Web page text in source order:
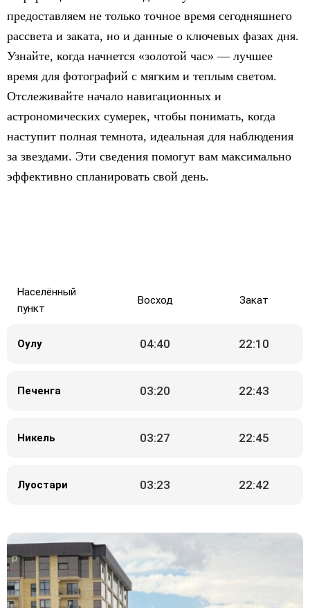
предоставляем не только точное время сегодняшнего
рассвета и заката, но и данные о ключевых фазах дня.
Узнайте, когда начнется «золотой час» — лучшее
время для фотографий с мягким и теплым светом.
Отслеживайте начало навигационных и
астрономических сумерек, чтобы понимать, когда
наступит полная темнота, идеальная для наблюдения
за звездами. Эти сведения помогут вам максимально
эффективно спланировать свой день.
Населённый
пункт
Восход Закат
Оулу 04:40 22:10
Печенга 03:20 22:43
Никель 03:27 22:45
Луостари 03:23 22:42